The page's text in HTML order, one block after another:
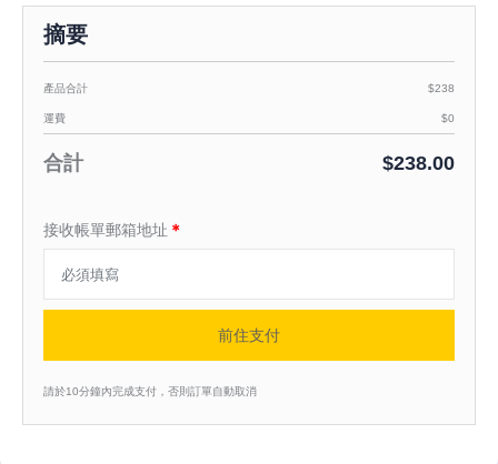
摘要
產品合計 $238
運費 $0
合計 $238.00
接收帳單郵箱地址 ＊
前住支付
請於10分鐘內完成支付，否則訂單自動取消